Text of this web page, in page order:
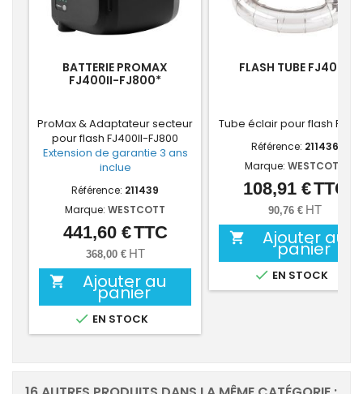
BATTERIE PROMAX
FJ400II-FJ800*
ProMax & Adaptateur secteur
pour flash FJ400II-FJ800
Extension de garantie 3 ans
inclue
Référence: 211439
Marque: WESTCOTT
Prix
441,60 €TTC
368,00 € HT
 Ajouter au
panier
 EN STOCK
FLASH TUBE FJ400II
Tube éclair pour flash
Référence: 211436
Marque: WESTCOTT
Prix
108,91 €TTC
90,76 € HT
 Ajouter au
panier
 EN STOCK